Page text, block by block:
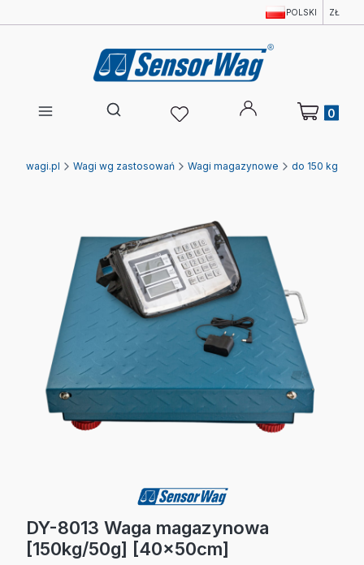
POLSKI ZŁ
Otwórz wyszukiwarkę
Produkty w
Ewagi.pl Wagi wg zastosowań Wagi magazynowe do 150 kg
DY-8013 Waga magazynowa
[150kg/50g] [40x50cm]